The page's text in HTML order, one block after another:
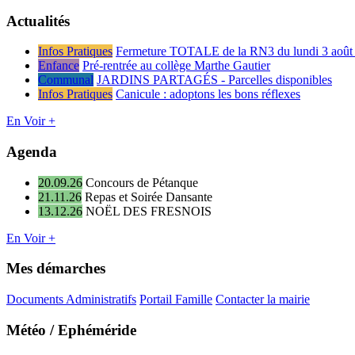
Actualités
Infos Pratiques Fermeture TOTALE de la RN3 du lundi 3 août
Enfance Pré-rentrée au collège Marthe Gautier
Communal JARDINS PARTAGÉS - Parcelles disponibles
Infos Pratiques Canicule : adoptons les bons réflexes
En Voir +
Agenda
20.09.26 Concours de Pétanque
21.11.26 Repas et Soirée Dansante
13.12.26 NOËL DES FRESNOIS
En Voir +
Mes démarches
Documents Administratifs Portail Famille Contacter la mairie
Météo / Ephéméride